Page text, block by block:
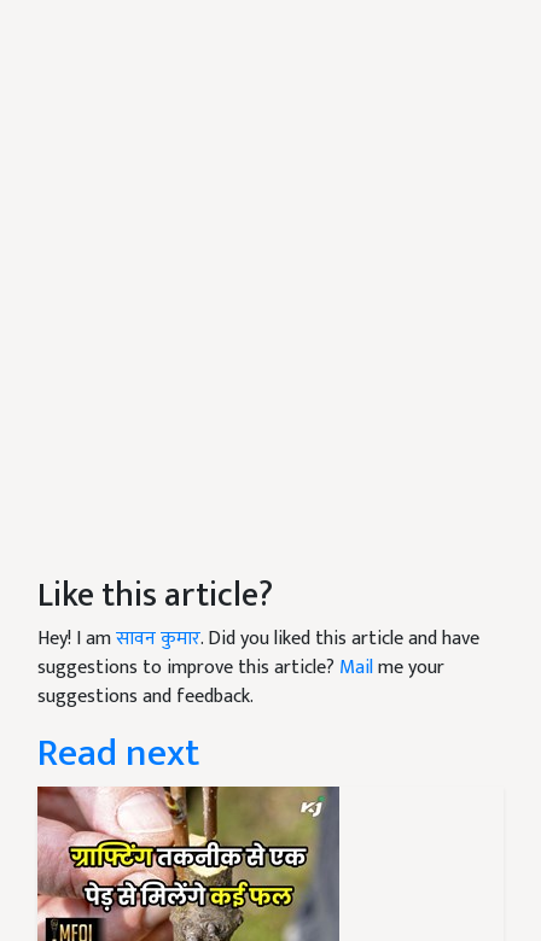
Like this article?
Hey! I amसावन कुमार. Did you liked this article and have
suggestions to improve this article? Mailme your
suggestions and feedback.
Read next